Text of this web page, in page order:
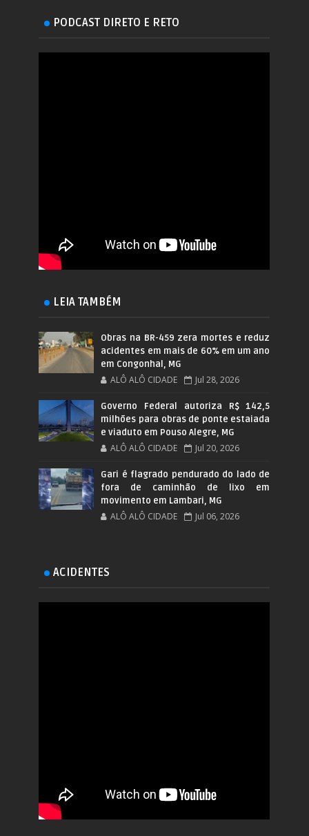
PODCAST DIRETO E RETO
LEIA TAMBÉM
Obras na BR-459 zera mortes e reduz
acidentes em mais de 60% em um ano
em Congonhal, MG
ALÔ ALÔ CIDADE Jul 28, 2026
Governo Federal autoriza R$ 142,5
milhões para obras de ponte estaiada
e viaduto em Pouso Alegre, MG
ALÔ ALÔ CIDADE Jul 20, 2026
Gari é flagrado pendurado do lado de
fora de caminhão de lixo em
movimento em Lambari, MG
ALÔ ALÔ CIDADE Jul 06, 2026
ACIDENTES